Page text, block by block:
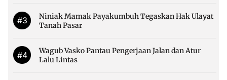
#3
Niniak Mamak Payakumbuh Tegaskan Hak Ulayat
Tanah Pasar
#4
Wagub Vasko Pantau Pengerjaan Jalan dan Atur
Lalu Lintas